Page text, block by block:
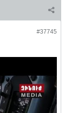
#37745